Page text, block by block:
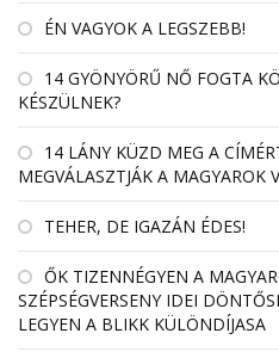
ÉN VAGYOK A LEGSZEBB!
14 GYÖNYÖRŰ NŐ FOGTA
KÉSZÜLNEK?
14 LÁNY KÜZD MEG A
MEGVÁLASZTJÁK A MAGYAROK
TEHER, DE IGAZÁN ÉDES!
ŐK TIZENNÉGYEN A
SZÉPSÉGVERSENY IDEI
LEGYEN A BLIKK KÜLÖNDÍJASA